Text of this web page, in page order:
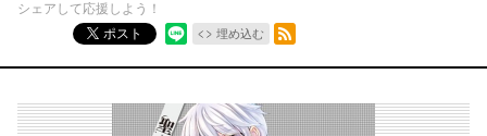
シェアして応援しよう！
ポスト
埋め込む
RSSフィード